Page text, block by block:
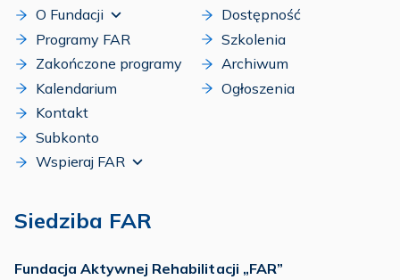
O Fundacji
Programy FAR
Zakończone programy
Kalendarium
Kontakt
Subkonto
Wspieraj FAR
Dostępność
Szkolenia
Archiwum
Ogłoszenia
Siedziba FAR
Fundacja Aktywnej Rehabilitacji „FAR”